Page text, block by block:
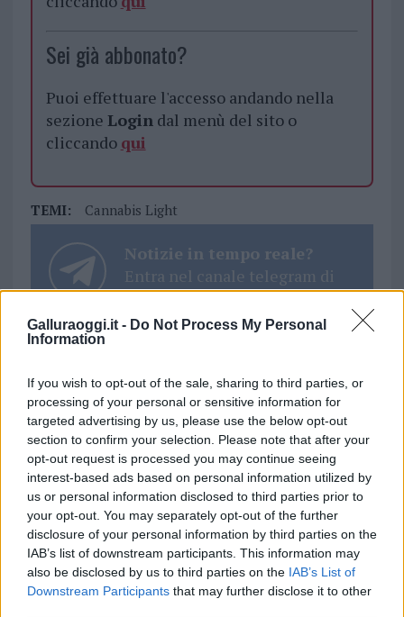
Galluraoggi.it - Do Not Process My Personal
Information
If you wish to opt-out of the sale, sharing to third parties, or
processing of your personal or sensitive information for
targeted advertising by us, please use the below opt-out
section to confirm your selection. Please note that after your
opt-out request is processed you may continue seeing
interest-based ads based on personal information utilized by
us or personal information disclosed to third parties prior to
your opt-out. You may separately opt-out of the further
disclosure of your personal information by third parties on the
IAB’s list of downstream participants. This information may
also be disclosed by us to third parties on the IAB’s List of
Downstream Participants that may further disclose it to other
Sei già abbonato?
Puoi effettuare l'accesso andando nella
sezione Logindal menù del sito o
cliccando qui
TEMI: Cannabis Light
Notizie in tempo reale?
Entra nel canale telegram di
GalluraOggi.it
Inviaci le tue segnalazioni,
i tuoi video e le tue foto
Su WhatsApp al numero +39
345 356 7512
Ricevi le nostre ultime news